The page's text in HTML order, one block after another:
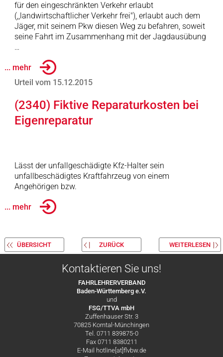
für den eingeschränkten Verkehr erlaubt
(,,landwirtschaftlicher Verkehr frei"), erlaubt auch dem
Jäger, mit seinem Pkw diesen Weg zu befahren, soweit
seine Fahrt im Zusammenhang mit der Jagdausübung
…
... mehr
Urteil vom 15.12.2015
(2340) Fiktive Reparaturkosten bei
Eigenreparatur
Lässt der unfallgeschädigte Kfz-Halter sein
unfallbeschädigtes Kraftfahrzeug von einem
Angehörigen bzw.
... mehr
ÜBERSICHT ZURÜCK WEITERLESEN
Kontaktieren Sie uns!
FAHRLEHRERVERBAND
Baden-Württemberg e.V.
und
FSG/TTVA mbH
Zuffenhauser Str. 3
70825 Korntal-Münchingen
Tel. 0711 839875-0
Fax 0711 8380211
E-Mail hotline[at]flvbw.de